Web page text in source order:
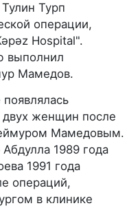
Турп
операции,
Hospital".
выполнил
Мамедов.
женщин после
Мамедовым.
1989 года
1991 года
операций,
в клинике